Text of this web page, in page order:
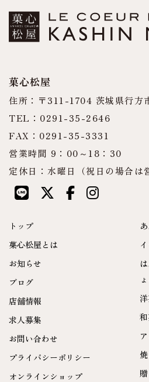
菓心松屋
住所：〒311-1704 茨城県行方
TEL：0291-35-2646
FAX：0291-35-3331
営業時間 9：00～18：30
定休日：水曜日（祝日の場合は
トップ
菓心松屋とは
お知らせ
ブログ
店舗情報
求人募集
お問い合わせ
プライバシーポリシー
オンラインショップ